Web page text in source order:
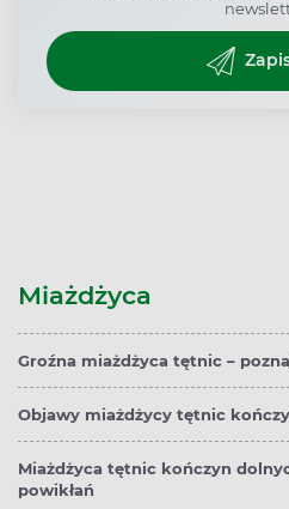
Miażdżyca
Groźna miażdżyca tętnic –
Objawy miażdżycy tętnic
Miażdżyca tętnic kończyn
powikłań